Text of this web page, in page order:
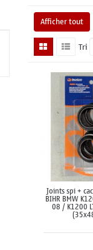
Afficher tout
Tri
Joints spi +
BIHR BMW
08 / K1200